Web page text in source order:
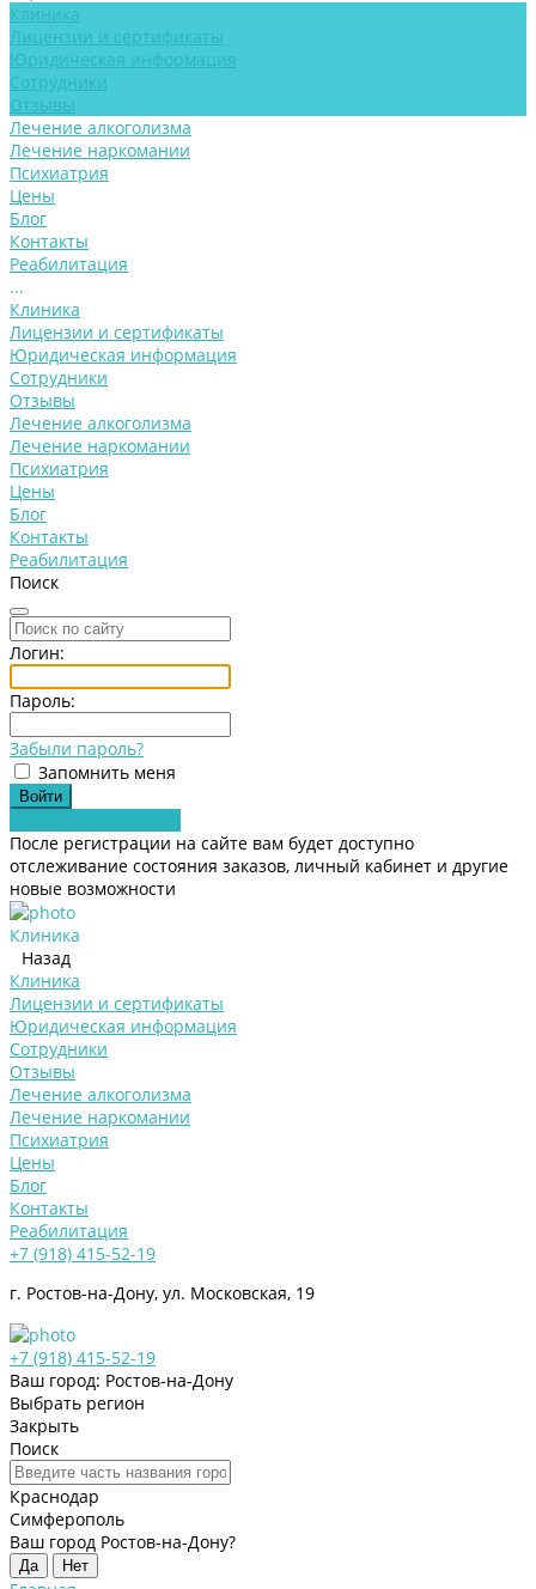
Клиника
Лицензии и сертификаты
Юридическая информация
Сотрудники
Отзывы
Лечение алкоголизма
Лечение наркомании
Психиатрия
Цены
Блог
Контакты
Реабилитация
...
Клиника
Лицензии и сертификаты
Юридическая информация
Сотрудники
Отзывы
Лечение алкоголизма
Лечение наркомании
Психиатрия
Цены
Блог
Контакты
Реабилитация
Поиск
Логин:
Пароль:
Забыли пароль?
Запомнить меня
После регистрации на сайте вам будет доступно
отслеживание состояния заказов, личный кабинет и другие
новые возможности
Клиника
Назад
Клиника
Лицензии и сертификаты
Юридическая информация
Сотрудники
Отзывы
Лечение алкоголизма
Лечение наркомании
Психиатрия
Цены
Блог
Контакты
Реабилитация
+7 (918) 415-52-19
г. Ростов-на-Дону, ул. Московская, 19
+7 (918) 415-52-19
Ваш город: Ростов-на-Дону
Выбрать регион
Закрыть
Поиск
Краснодар
Симферополь
Ваш город Ростов-на-Дону?
Да Нет